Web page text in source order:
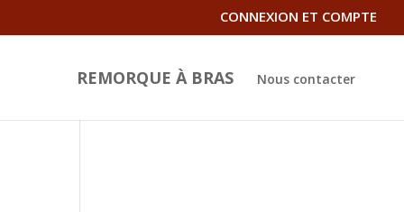
CONNEXION ET COMPTE
REMORQUE À BRAS Nous contacter